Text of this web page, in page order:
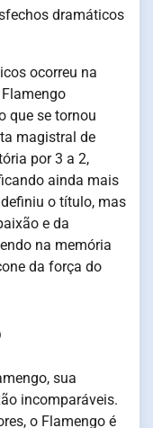
dramáticos
ocorreu na
que se tornou
magistral de
por 3 a 2,
ainda mais
o título, mas
e da
na memória
da força do
sua
incomparáveis.
o Flamengo é